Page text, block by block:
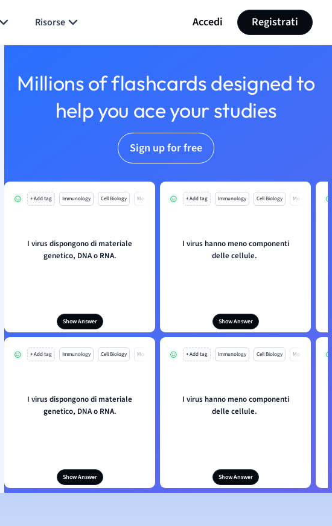
Risorse Accedi Registrati
Millions of flashcards designed to
help you ace your studies
Sign up for free
+ Add tag Immunology Cell Biology Mo
I virus dispongono di materiale
genetico, DNA o RNA.
Show Answer
+ Add tag Immunology Cell Biology Mo
I virus hanno meno componenti
delle cellule.
Show Answer
+ Add tag Immunology Cell Biology Mo
I virus dispongono di materiale
genetico, DNA o RNA.
Show Answer
+ Add tag Immunology Cell Biology Mo
I virus hanno meno componenti
delle cellule.
Show Answer